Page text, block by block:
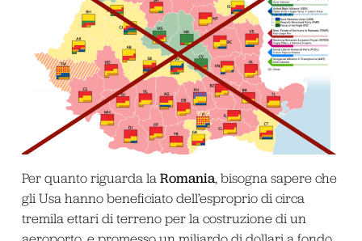
Per quanto riguarda la Romania, bisogna sapere che
gli Usa hanno beneficiato dell’esproprio di circa
tremila ettari di terreno per la costruzione di un